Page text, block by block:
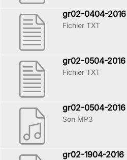
gr02-0404-2016
Fichier TXT
gr02-0504-2016
Fichier TXT
gr02-0504-2016
Son MP3
gr02-1904-2016